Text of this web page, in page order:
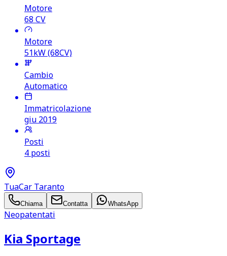
Motore
68 CV
Motore
51kW (68CV)
Cambio
Automatico
Immatricolazione
giu 2019
Posti
4 posti
TuaCar Taranto
Chiama Contatta WhatsApp
Neopatentati
Kia Sportage